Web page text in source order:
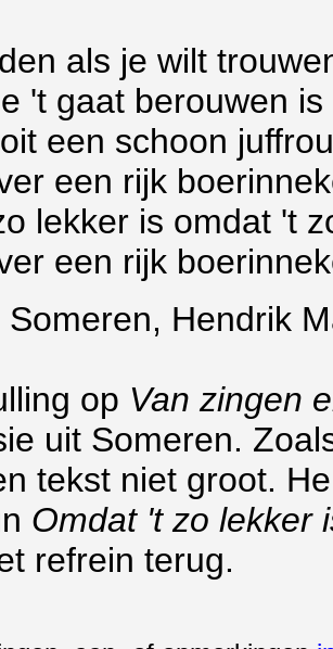
als je wilt
't gaat berouwen
een schoon
een rijk
lekker is omdat 't
een rijk
Hendrik
op Van zingen
uit Someren.
tekst niet groot.
Omdat 't zo lekker
refrein terug.